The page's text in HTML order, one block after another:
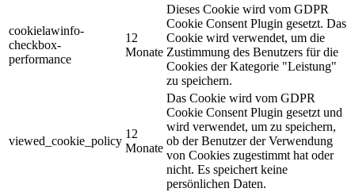
cookielawinfo-
checkbox-
performance
12
Monate
Dieses Cookie wird vom GDPR
Cookie Consent Plugin gesetzt. Das
Cookie wird verwendet, um die
Zustimmung des Benutzers für die
Cookies der Kategorie "Leistung"
zu speichern.
viewed_cookie_policy
12
Monate
Das Cookie wird vom GDPR
Cookie Consent Plugin gesetzt und
wird verwendet, um zu speichern,
ob der Benutzer der Verwendung
von Cookies zugestimmt hat oder
nicht. Es speichert keine
persönlichen Daten.